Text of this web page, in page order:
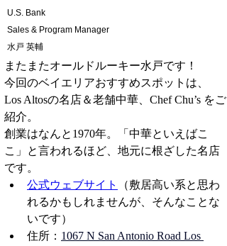
U.S. Bank
Sales & Program Manager
水戸 英輔
またまたオールドルーキー水戸です！
今回のベイエリアおすすめスポットは、
Los Altosの名店＆老舗中華、Chef Chu’s をご
紹介。
創業はなんと1970年。「中華といえばこ
こ」と言われるほど、地元に根ざした名店
です。
公式ウェブサイト
（敷居高い系と思わ
れるかもしれませんが、そんなことな
いです）
住所： 1067 N San Antonio Road Los